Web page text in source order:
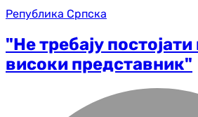
Република Српска
"Не требају
високи представник"